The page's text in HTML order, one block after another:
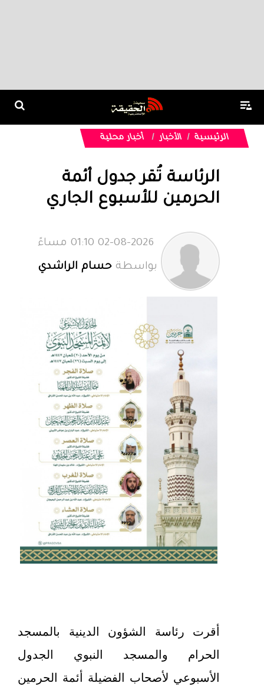
الرئيسية الأخبار أخبار محلية
الرئاسة تُقر جدول أئمة
الحرمين للأسبوع الجاري
بواسطة حسام الراشدي
أقرت رئاسة الشؤون الدينية بالمسجد
الحرام والمسجد النبوي الجدول
الأسبوعي لأصحاب الفضيلة أئمة الحرمين